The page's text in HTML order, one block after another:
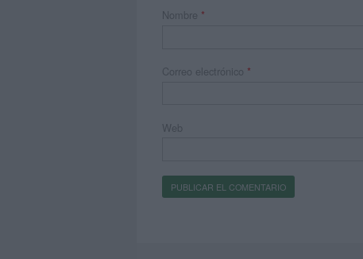
Nombre *
Correo electrónico *
Web